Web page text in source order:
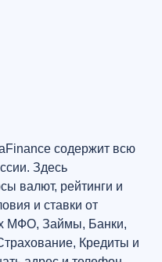
содержит всю
Здесь
валют, рейтинги и
и ставки от
МФО, Займы, Банки,
Кредиты и